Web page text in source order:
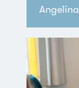
Angelina